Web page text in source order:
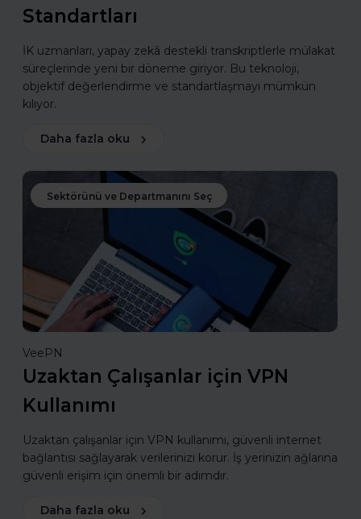
Standartları
İK uzmanları, yapay zekâ destekli transkriptlerle mülakat
süreçlerinde yeni bir döneme giriyor. Bu teknoloji,
objektif değerlendirme ve standartlaşmayı mümkün
kılıyor.
Daha fazla oku
Sektörünü ve Departmanını Seç
VeePN
Uzaktan Çalışanlar için VPN
Kullanımı
Uzaktan çalışanlar için VPN kullanımı, güvenli internet
bağlantısı sağlayarak verilerinizi korur. İş yerinizin ağlarına
güvenli erişim için önemli bir adımdır.
Daha fazla oku